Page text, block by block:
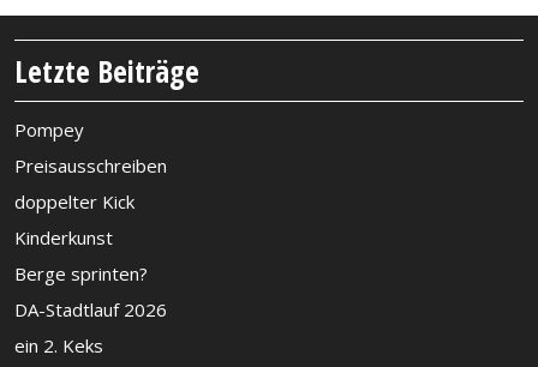
Letzte Beiträge
Pompey
Preisausschreiben
doppelter Kick
Kinderkunst
Berge sprinten?
DA-Stadtlauf 2026
ein 2. Keks